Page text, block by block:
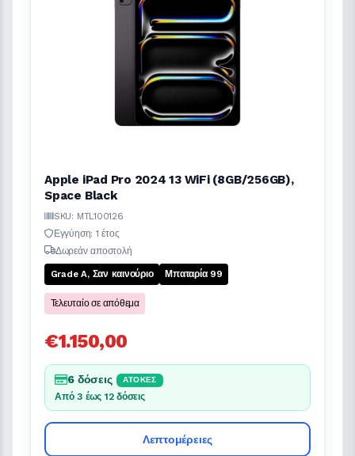
Apple iPad Pro 2024 13 WiFi (8GB/256GB),
Space Black
SKU: MTL100126
Εγγύηση: 1 έτος
Δωρεάν αποστολή
Grade A, Σαν καινούριο Μπαταρία 99
Τελευταίο σε απόθεμα
€1.150,00
6 δόσεις ΆΤΟΚΕΣ
Από 3 έως 12 δόσεις
Λεπτομέρειες